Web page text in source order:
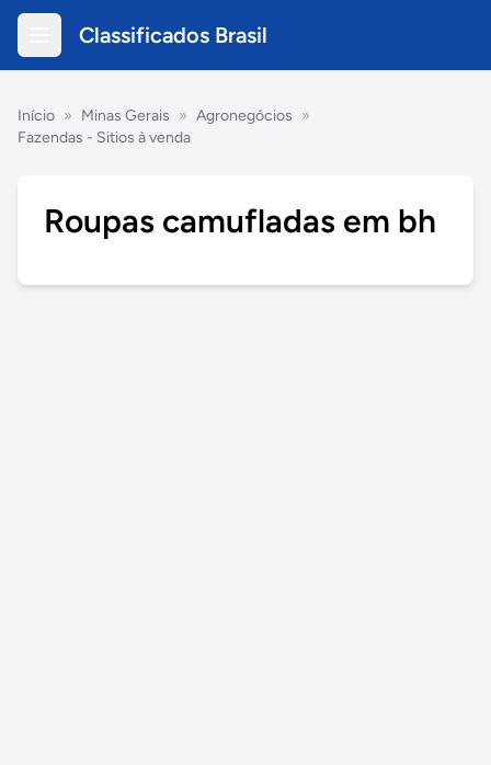
Classificados Brasil
Início » Minas Gerais » Agronegócios »
Fazendas - Sitios à venda
Roupas camufladas em bh